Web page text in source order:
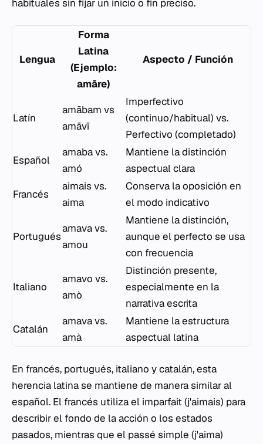
habituales sin fijar un inicio o fin preciso.
Lengua
Forma
Latina
(Ejemplo:
amāre)
Aspecto / Función
Latín
amābam vs
amāvī
Imperfectivo
(continuo/habitual) vs.
Perfectivo (completado)
Español
amabavs.
amó
Mantiene la distinción
aspectual clara
Francés
aimais vs.
aima
Conserva la oposición en
el modo indicativo
Portugués
amavavs.
amou
Mantiene la distinción,
aunque el perfecto se usa
con frecuencia
Italiano
amavo vs.
amò
Distinción presente,
especialmente en la
narrativa escrita
Catalán
amavavs.
amà
Mantiene la estructura
aspectual latina
En francés, portugués, italiano y catalán, esta
herencia latina se mantiene de manera similar al
español. El francés utiliza el imparfait (j'aimais) para
describir el fondo de la acción o los estados
pasados, mientras que el passé simple (j'aima)